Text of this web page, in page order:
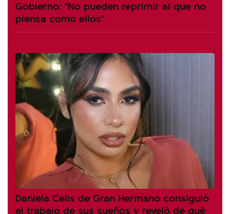
Gobierno: "No pueden reprimir al que no
piensa como ellos"
Daniela Celis de Gran Hermano consiguió
el trabajo de sus sueños y reveló de qué